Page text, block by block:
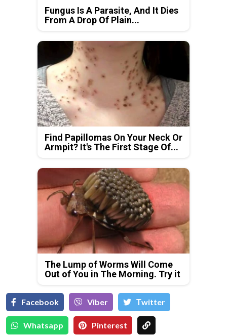
Fungus Is A Parasite, And It Dies
From A Drop Of Plain...
Find Papillomas On Your Neck Or
Armpit? It's The First Stage Of...
The Lump of Worms Will Come
Out of You in The Morning. Try it
Facebook Viber Тwitter
Whatsapp Pinterest